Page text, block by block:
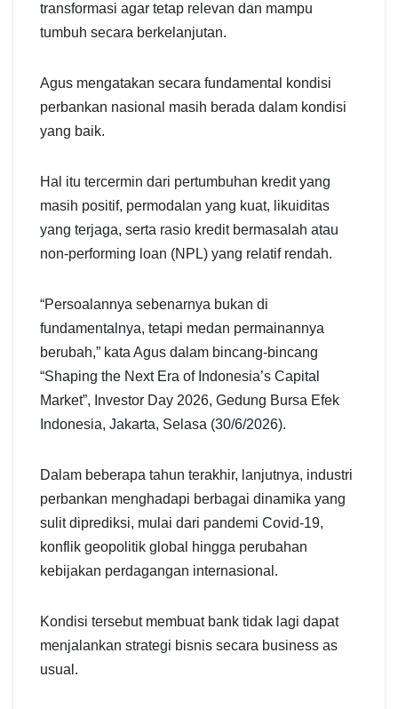
transformasi agar tetap relevan dan mampu
tumbuh secara berkelanjutan.
Agus mengatakan secara fundamental kondisi
perbankan nasional masih berada dalam kondisi
yang baik.
Hal itu tercermin dari pertumbuhan kredit yang
masih positif, permodalan yang kuat, likuiditas
yang terjaga, serta rasio kredit bermasalah atau
non-performing loan (NPL) yang relatif rendah.
“Persoalannya sebenarnya bukan di
fundamentalnya, tetapi medan permainannya
berubah,” kata Agus dalam bincang-bincang
“Shaping the Next Era of Indonesia’s Capital
Market”, Investor Day 2026, Gedung Bursa Efek
Indonesia, Jakarta, Selasa (30/6/2026).
Dalam beberapa tahun terakhir, lanjutnya, industri
perbankan menghadapi berbagai dinamika yang
sulit diprediksi, mulai dari pandemi Covid-19,
konflik geopolitik global hingga perubahan
kebijakan perdagangan internasional.
Kondisi tersebut membuat bank tidak lagi dapat
menjalankan strategi bisnis secara business as
usual.